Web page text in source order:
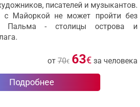
писателей и музыкантов.
с Майоркой не может пройти без
Пальма - столицы острова и
от 70€ 63€ за человека
Подробнее